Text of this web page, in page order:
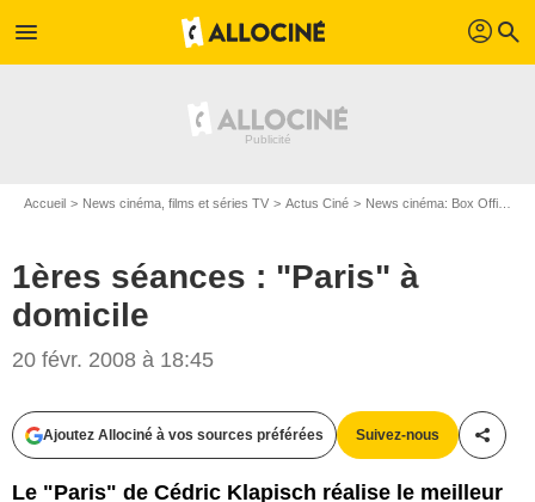
menu profil search
Accueil News cinéma, films et séries TV Actus Ciné News cinéma: Box Office
1ères séances : "Paris" à
domicile
20 févr. 2008 à 18:45
Ajoutez Allociné à vos sources préférées Suivez-nous
Le "Paris" de Cédric Klapisch réalise le meilleur